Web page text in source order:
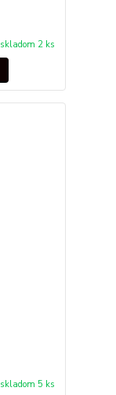
skladom 2 ks
skladom 5 ks